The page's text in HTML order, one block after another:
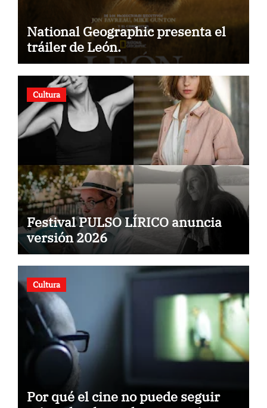
National Geographic presenta el
tráiler de León.
Cultura
Festival PULSO LÍRICO anuncia
versión 2026
Cultura
Por qué el cine no puede seguir